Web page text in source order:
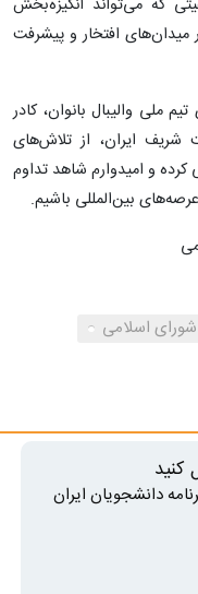
که می‌تواند انگیزه‌بخش
میدان‌های افتخار و پیشرفت
ملی والیبال بانوان، کادر
شریف ایران، از تلاش‌های
کرده و امیدوارم شاهد تداوم
بین‌المللی باشیم.
اسلامی
کنید
دانشجویان ایران